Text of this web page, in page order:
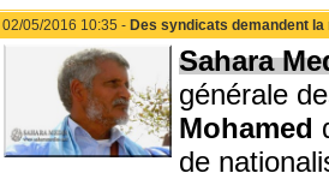
02/05/2016 10:35 - Des syndicats demandent
Sahara
générale
Mohamed
de